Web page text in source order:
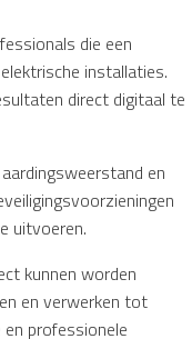
die een
installaties.
direct digitaal te
en
uitvoeren.
kunnen worden
en verwerken tot
professionele